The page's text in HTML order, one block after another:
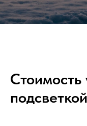
подсветкой